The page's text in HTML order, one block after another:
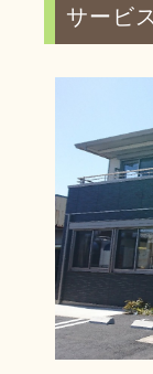
サービ